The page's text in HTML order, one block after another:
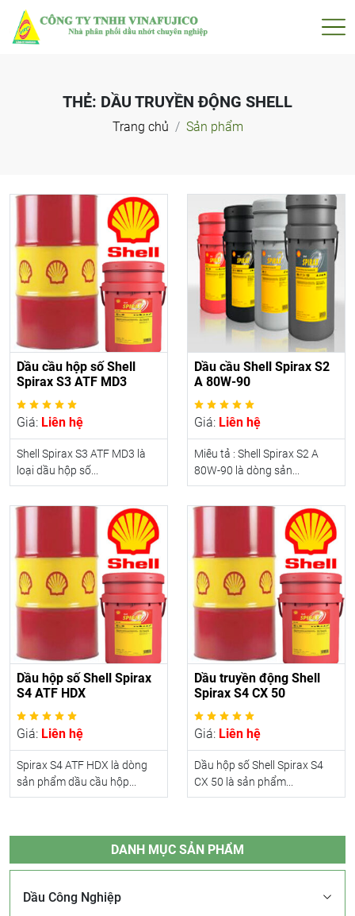
THẺ: DẦU TRUYỀN ĐỘNG SHELL
Trang chủ Sản phẩm
Dầu cầu hộp số Shell
Spirax S3 ATF MD3
Giá: Liên hệ
Shell Spirax S3 ATF MD3 là
loại dầu hộp số...
Dầu cầu Shell Spirax S2
A 80W-90
Giá: Liên hệ
Miêu tả : Shell Spirax S2 A
80W-90 là dòng sản...
Dầu hộp số Shell Spirax
S4 ATF HDX
Giá: Liên hệ
Spirax S4 ATF HDX là dòng
sản phẩm dầu cầu hộp...
Dầu truyền động Shell
Spirax S4 CX 50
Giá: Liên hệ
Dầu hộp số Shell Spirax S4
CX 50 là sản phẩm...
DANH MỤC SẢN PHẨM
Dầu Công Nghiệp